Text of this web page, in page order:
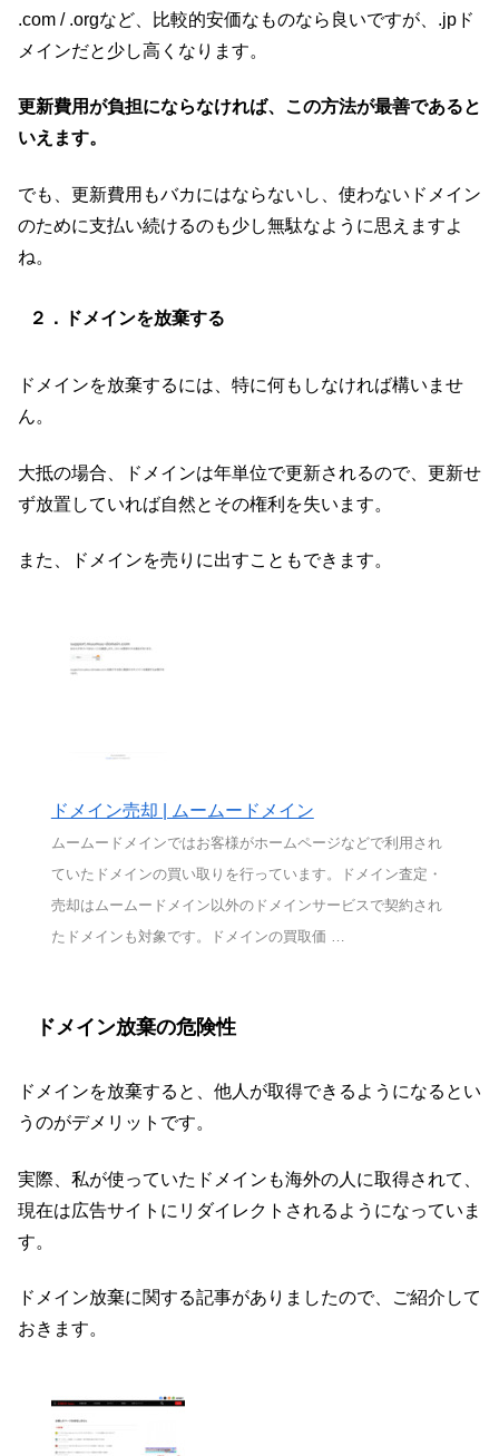
.com / .orgなど、比較的安価なものなら良いですが、.jpド
メインだと少し高くなります。
更新費用が負担にならなければ、この方法が最善であると
いえます。
でも、更新費用もバカにはならないし、使わないドメイン
のために支払い続けるのも少し無駄なように思えますよ
ね。
２．ドメインを放棄する
ドメインを放棄するには、特に何もしなければ構いませ
ん。
大抵の場合、ドメインは年単位で更新されるので、更新せ
ず放置していれば自然とその権利を失います。
また、ドメインを売りに出すこともできます。
ドメイン売却 | ムームードメイン
ムームードメインではお客様がホームページなどで利用され
ていたドメインの買い取りを行っています。ドメイン査定・
売却はムームードメイン以外のドメインサービスで契約され
たドメインも対象です。ドメインの買取価 …
ドメイン放棄の危険性
ドメインを放棄すると、他人が取得できるようになるとい
うのがデメリットです。
実際、私が使っていたドメインも海外の人に取得されて、
現在は広告サイトにリダイレクトされるようになっていま
す。
ドメイン放棄に関する記事がありましたので、ご紹介して
おきます。